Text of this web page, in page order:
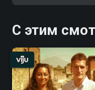
С этим